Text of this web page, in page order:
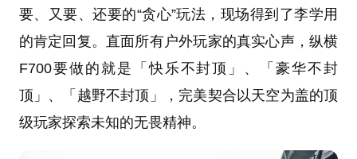
要、又要、还要的“贪心”玩法，现场得到了李学用
的肯定回复。直面所有户外玩家的真实心声，纵横
F700要做的就是「快乐不封顶」、「豪华不封
顶」、「越野不封顶」，完美契合以天空为盖的顶
级玩家探索未知的无畏精神。